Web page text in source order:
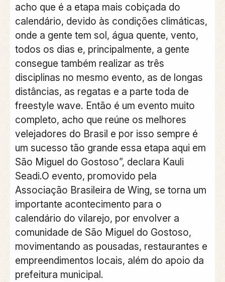
acho que é a etapa mais cobiçada do
calendário, devido às condições climáticas,
onde a gente tem sol, água quente, vento,
todos os dias e, principalmente, a gente
consegue também realizar as três
disciplinas no mesmo evento, as de longas
distâncias, as regatas e a parte toda de
freestyle wave. Então é um evento muito
completo, acho que reúne os melhores
velejadores do Brasil e por isso sempre é
um sucesso tão grande essa etapa aqui em
São Miguel do Gostoso”, declara Kauli
Seadi.O evento, promovido pela
Associação Brasileira de Wing, se torna um
importante acontecimento para o
calendário do vilarejo, por envolver a
comunidade de São Miguel do Gostoso,
movimentando as pousadas, restaurantes e
empreendimentos locais, além do apoio da
prefeitura municipal.